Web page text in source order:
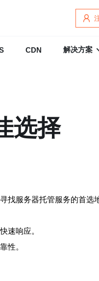
CDN 解决方案
选择
找服务器托管服务的首选
速响应。
性。